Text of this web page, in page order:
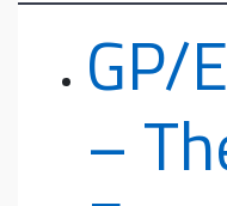
GP/
–